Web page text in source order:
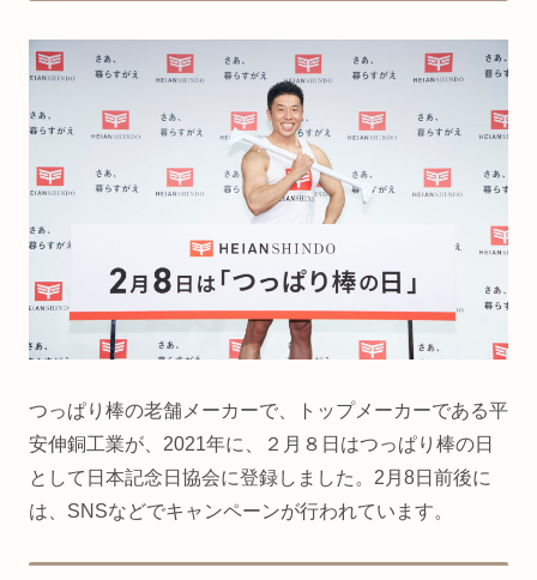
つっぱり棒の老舗メーカーで、トップメーカーである平
安伸銅工業が、2021年に、２月８日はつっぱり棒の日
として日本記念日協会に登録しました。2月8日前後に
は、SNSなどでキャンペーンが行われています。